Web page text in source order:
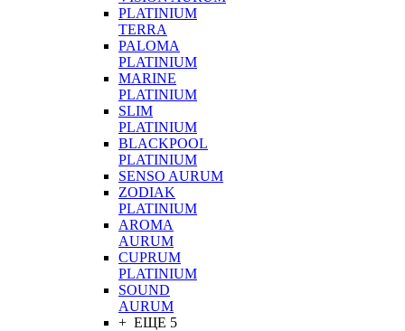
PLATINIUM
TERRA
PALOMA
PLATINIUM
MARINE
PLATINIUM
SLIM
PLATINIUM
BLACKPOOL
PLATINIUM
SENSO AURUM
ZODIAK
PLATINIUM
AROMA
AURUM
CUPRUM
PLATINIUM
SOUND
AURUM
+ ЕЩЕ 5